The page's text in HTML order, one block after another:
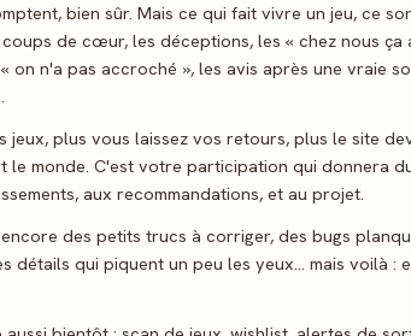
bien sûr. Mais ce qui fait vivre un jeu, ce
de cœur, les déceptions, les « chez nous ça
on n'a pas accroché », les avis après une vraie
jeux, plus vous laissez vos retours, plus le site
le monde. C'est votre participation qui donnera
aux recommandations, et au projet.
des petits trucs à corriger, des bugs
détails qui piquent un peu les yeux… mais voilà :
3 Super Meeple · 5
4 7 wonders
Repos Production · 3
5 Cascadia
Lucky Duck Games · 3